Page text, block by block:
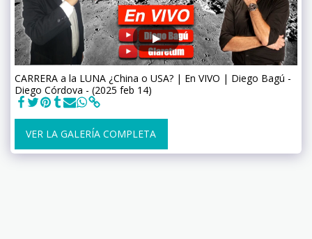
CARRERA a la LUNA ¿China o USA? | En VIVO | Diego Bagú -
Diego Córdova - (2025 feb 14)
VER LA GALERÍA COMPLETA